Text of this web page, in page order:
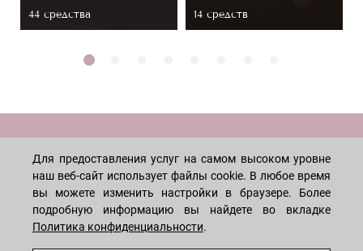
44 средствa 14 средств
Лицо
Мужчинам
Тело
ПОКУПАТЕЛЯМ
КОМПАНИЯ
Для предоставления услуг на самом высоком уровне
наш веб-сайт использует файлы cookie. В любое время
вы можете изменить настройки в браузере. Более
подробную информацию вы найдете во вкладке
Политика конфиденциальности.